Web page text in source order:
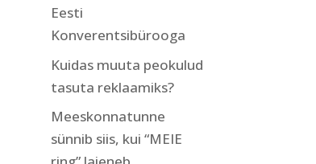
Eesti
Konverentsibürooga
Kuidas muuta peokulud
tasuta reklaamiks?
Meeskonnatunne
sünnib siis, kui “MEIE